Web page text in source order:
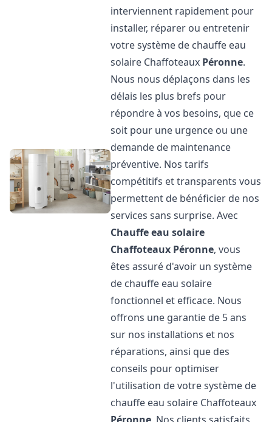
interviennent rapidement pour
installer, réparer ou entretenir
votre système de chauffe eau
solaire Chaffoteaux Péronne.
Nous nous déplaçons dans les
délais les plus brefs pour
répondre à vos besoins, que ce
soit pour une urgence ou une
demande de maintenance
préventive. Nos tarifs
compétitifs et transparents vous
permettent de bénéficier de nos
services sans surprise. Avec
Chauffe eau solaire
Chaffoteaux Péronne, vous
êtes assuré d'avoir un système
de chauffe eau solaire
fonctionnel et efficace. Nous
offrons une garantie de 5 ans
sur nos installations et nos
réparations, ainsi que des
conseils pour optimiser
l'utilisation de votre système de
chauffe eau solaire Chaffoteaux